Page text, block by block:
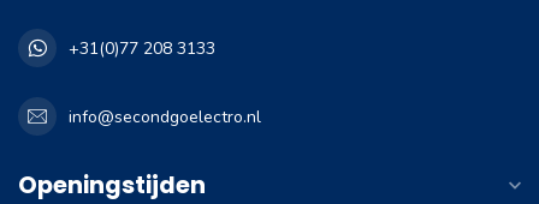
+31(0)77 208 3133
info@secondgoelectro.nl
Openingstijden